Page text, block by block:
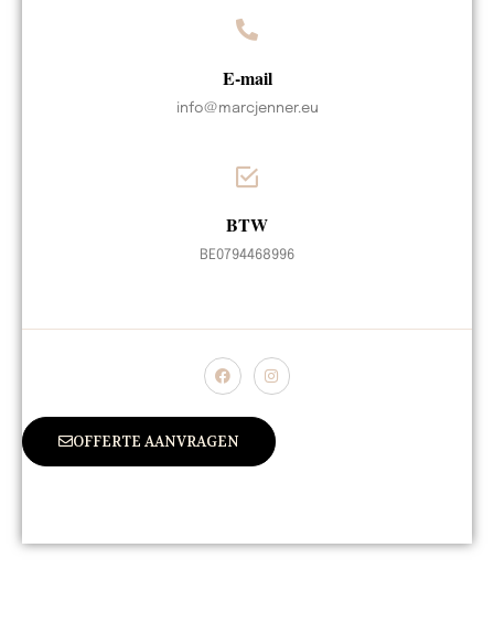
E-mail
info@marcjenner.eu
BTW
BE0794468996
OFFERTE AANVRAGEN